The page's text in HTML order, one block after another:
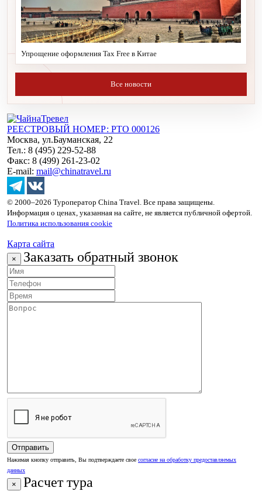
Упрощение оформления Tax Free в Китае
Все новости
РЕЕСТРОВЫЙ НОМЕР: РТО 000126
Москва, ул.Бауманская, 22
Тел.: 8 (495) 229-52-88
Факс: 8 (499) 261-23-02
E-mail: mail@chinatravel.ru
© 2000–2026 Туроператор China Travel. Все права защищены.
Информация о ценах, указанная на сайте, не является публичной офертой.
Политика использования cookie
Карта сайта
× Заказать обратный звонок
Нажимая кнопку отправить, Вы подтверждаете свое согласие на обработку предоставляемых
данных
× Расчет тура